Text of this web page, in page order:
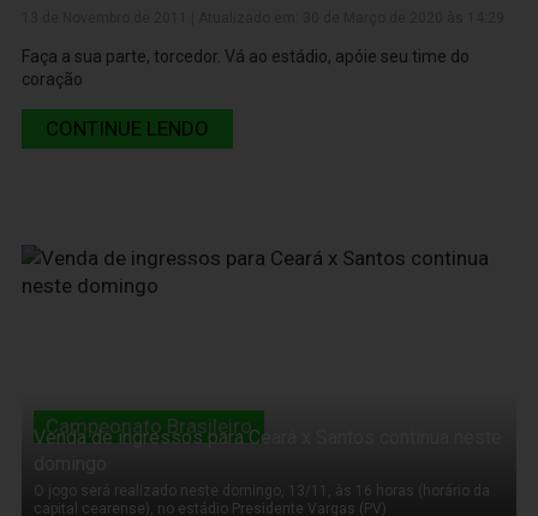
Faça a sua parte, torcedor. Vá ao estádio, apóie seu time do
coração
CONTINUE LENDO
13 de Novembro de 2011
Campeonato Brasileiro
Venda de ingressos para Ceará x Santos continua neste
O jogo será realizado neste domingo, 13/11, às 16 horas (horário da
capital cearense), no estádio Presidente Vargas (PV)